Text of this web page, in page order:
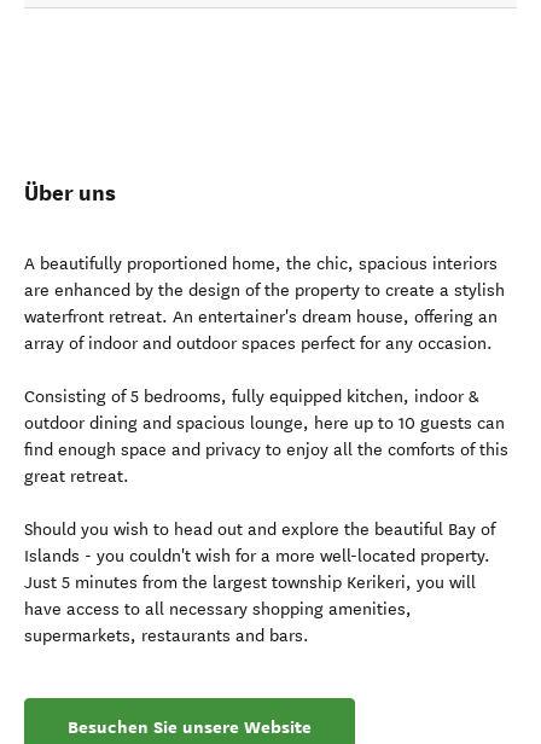
Über uns
A beautifully proportioned home, the chic, spacious interiors
are enhanced by the design of the property to create a stylish
waterfront retreat. An entertainer's dream house, offering an
array of indoor and outdoor spaces perfect for any occasion.
Consisting of 5 bedrooms, fully equipped kitchen, indoor &
outdoor dining and spacious lounge, here up to 10 guests can
find enough space and privacy to enjoy all the comforts of this
great retreat.
Should you wish to head out and explore the beautiful Bay of
Islands - you couldn't wish for a more well-located property.
Just 5 minutes from the largest township Kerikeri, you will
have access to all necessary shopping amenities,
supermarkets, restaurants and bars.
Besuchen Sie unsere Website